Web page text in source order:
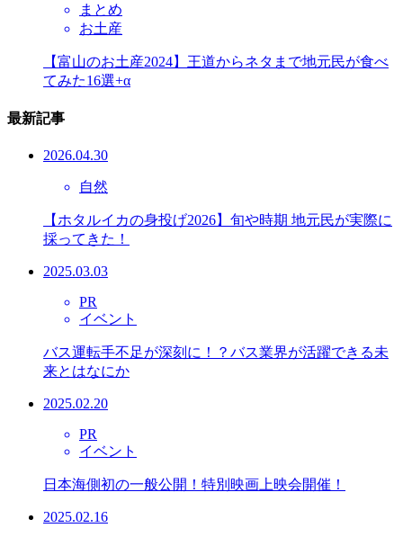
まとめ
お土産
【富山のお土産2024】王道からネタまで地元民が食べ
てみた16選+α
最新記事
2026.04.30
自然
【ホタルイカの身投げ2026】旬や時期 地元民が実際に
採ってきた！
2025.03.03
PR
イベント
バス運転手不足が深刻に！？バス業界が活躍できる未
来とはなにか
2025.02.20
PR
イベント
日本海側初の一般公開！特別映画上映会開催！
2025.02.16